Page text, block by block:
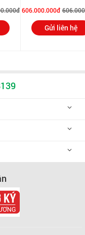
606.000.000đ
Gửi liên hệ